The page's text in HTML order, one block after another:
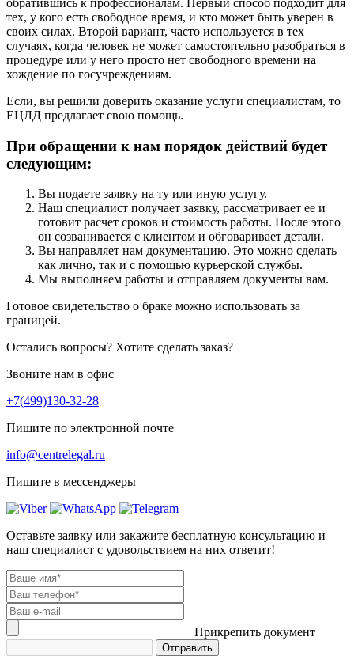
обратившись к профессионалам. Первый способ подходит для
тех, у кого есть свободное время, и кто может быть уверен в
своих силах. Второй вариант, часто используется в тех
случаях, когда человек не может самостоятельно разобраться в
процедуре или у него просто нет свободного времени на
хождение по госучреждениям.
Если, вы решили доверить оказание услуги специалистам, то
ЕЦЛД предлагает свою помощь.
При обращении к нам порядок действий будет
следующим:
Вы подаете заявку на ту или иную услугу.
Наш специалист получает заявку, рассматривает ее и
готовит расчет сроков и стоимость работы. После этого
он созванивается с клиентом и обговаривает детали.
Вы направляет нам документацию. Это можно сделать
как лично, так и с помощью курьерской службы.
Мы выполняем работы и отправляем документы вам.
Готовое свидетельство о браке можно использовать за
границей.
Остались вопросы? Хотите сделать заказ?
Звоните нам в офис
+7(499)130-32-28
Пишите по электронной почте
info@centrelegal.ru
Пишите в мессенджеры
Оставьте заявку или закажите бесплатную консультацию и
наш специалист с удовольствием на них ответит!
Прикрепить документ